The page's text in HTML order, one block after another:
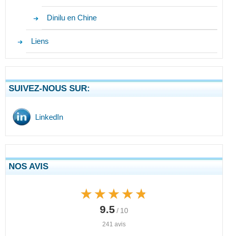
Dinilu en Chine
Liens
SUIVEZ-NOUS SUR:
LinkedIn
NOS AVIS
★★★★★
★★★★★
9.5 / 10
241 avis